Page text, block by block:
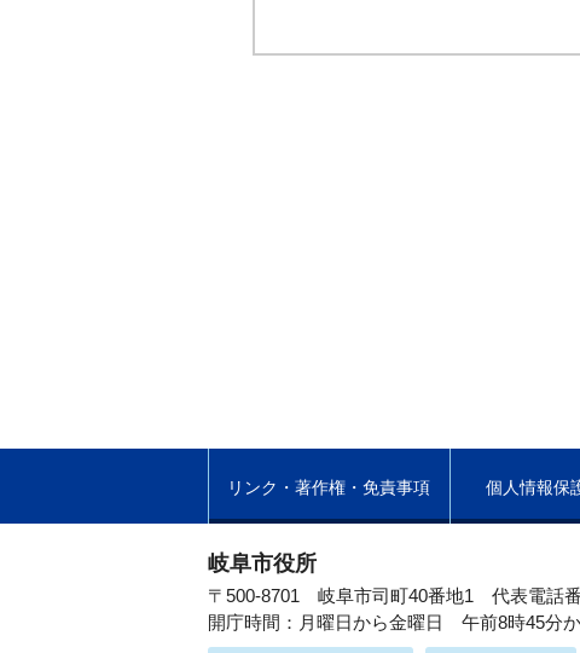
リンク・著作権・免責事項 個人情報保
岐阜市役所
〒500-8701 岐阜市司町40番地1 代表電話
開庁時間：月曜日から金曜日 午前8時45分